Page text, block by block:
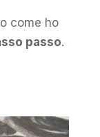
come ho
passo.